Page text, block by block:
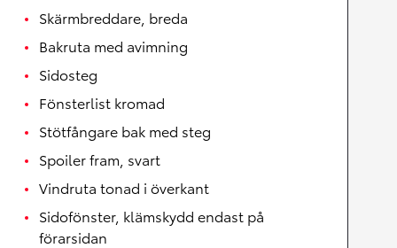
Skärmbreddare, breda
Bakruta med avimning
Sidosteg
Fönsterlist kromad
Stötfångare bak med steg
Spoiler fram, svart
Vindruta tonad i överkant
Sidofönster, klämskydd endast på
förarsidan